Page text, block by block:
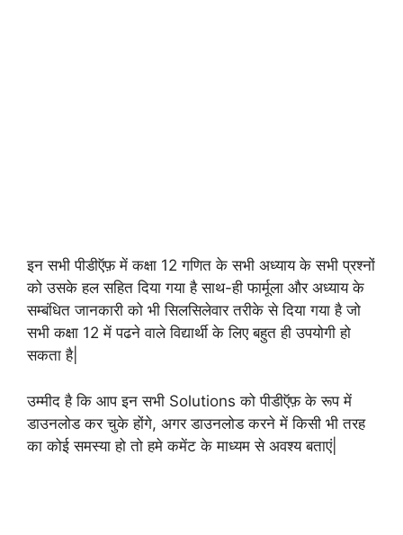
इन सभी पीडीऍफ़ में कक्षा 12 गणित के सभी अध्याय के सभी प्रश्नों
को उसके हल सहित दिया गया है साथ-ही फार्मूला और अध्याय के
सम्बंधित जानकारी को भी सिलसिलेवार तरीके से दिया गया है जो
सभी कक्षा 12 में पढने वाले विद्यार्थी के लिए बहुत ही उपयोगी हो
सकता है|
उम्मीद है कि आप इन सभी Solutions को पीडीऍफ़ के रूप में
डाउनलोड कर चुके होंगे, अगर डाउनलोड करने में किसी भी तरह
का कोई समस्या हो तो हमे कमेंट के माध्यम से अवश्य बताएं|